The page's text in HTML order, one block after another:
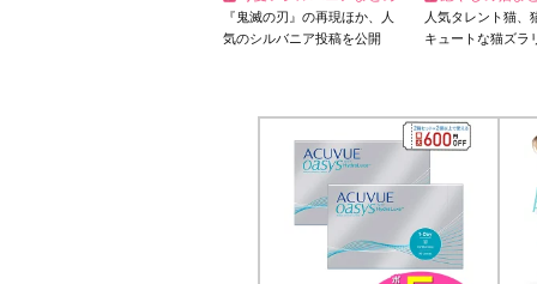
『鬼滅の刃』の再現ほか、人
気のシルバニア投稿を公開
人気タレント猫
キュートな猫ズラ